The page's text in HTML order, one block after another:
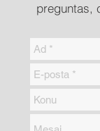
preguntas,